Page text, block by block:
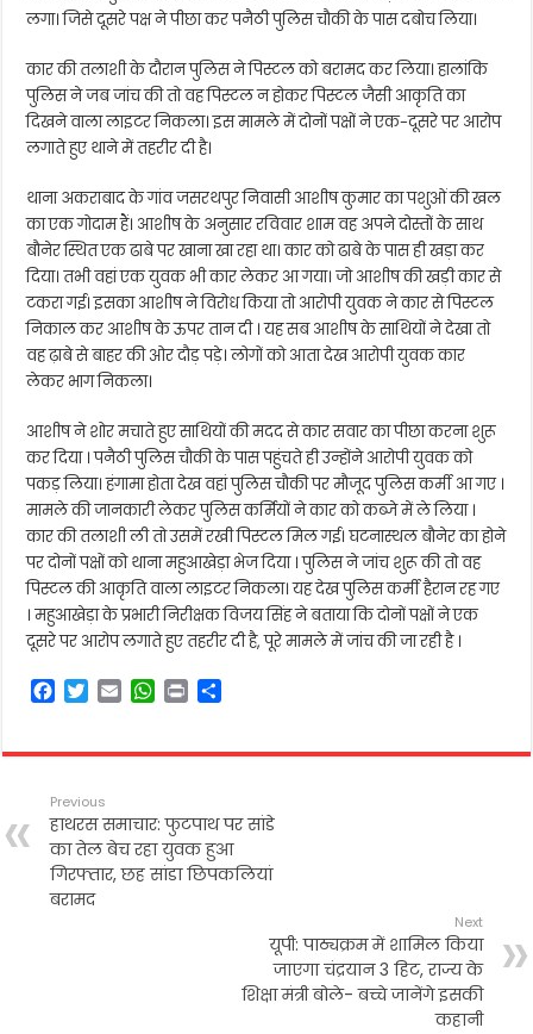
लगा। जिसे दूसरे पक्ष ने पीछा कर पनैठी पुलिस चौकी के पास दबोच लिया।
कार की तलाशी के दौरान पुलिस ने पिस्टल को बरामद कर लिया। हालांकि
पुलिस ने जब जांच की तो वह पिस्टल न होकर पिस्टल जैसी आकृति का
दिखने वाला लाइटर निकला। इस मामले में दोनों पक्षों ने एक-दूसरे पर आरोप
लगाते हुए थाने में तहरीर दी है।
थाना अकराबाद के गांव जसरथपुर निवासी आशीष कुमार का पशुओं की खल
का एक गोदाम हैं। आशीष के अनुसार रविवार शाम वह अपने दोस्तों के साथ
बौनेर स्थित एक ढाबे पर खाना खा रहा था। कार को ढाबे के पास ही खड़ा कर
दिया। तभी वहां एक युवक भी कार लेकर आ गया। जो आशीष की खड़ी कार से
टकरा गई। इसका आशीष ने विरोध किया तो आरोपी युवक ने कार से पिस्टल
निकाल कर आशीष के ऊपर तान दी । यह सब आशीष के साथियों ने देखा तो
वह ढ़ाबे से बाहर की ओर दौड़ पड़े। लोगों को आता देख आरोपी युवक कार
लेकर भाग निकला।
आशीष ने शोर मचाते हुए साथियों की मदद से कार सवार का पीछा करना शुरू
कर दिया । पनैठी पुलिस चौकी के पास पहुंचते ही उन्होंने आरोपी युवक को
पकड़ लिया। हंगामा होता देख वहां पुलिस चौकी पर मौजूद पुलिस कर्मी आ गए ।
मामले की जानकारी लेकर पुलिस कर्मियों ने कार को कब्जे में ले लिया ।
कार की तलाशी ली तो उसमें रखी पिस्टल मिल गई। घटनास्थल बौनेर का होने
पर दोनों पक्षों को थाना महुआखेड़ा भेज दिया । पुलिस ने जांच शुरू की तो वह
पिस्टल की आकृति वाला लाइटर निकला। यह देख पुलिस कर्मी हैरान रह गए
। महुआखेड़ा के प्रभारी निरीक्षक विजय सिंह ने बताया कि दोनों पक्षों ने एक
दूसरे पर आरोप लगाते हुए तहरीर दी है, पूरे मामले में जांच की जा रही है ।
F
e
o
o
k
T
t
e
r
E
i
W
t
p
p
P
n
r
Previous
हाथरस समाचार: फुटपाथ पर सांडे
का तेल बेच रहा युवक हुआ
गिरफ्तार, छह सांडा छिपकलियां
बरामद
Next
यूपी: पाठ्यक्रम में शामिल किया
जाएगा चंद्रयान 3 हिट, राज्य के
शिक्षा मंत्री बोले- बच्चे जानेंगे इसकी
कहानी